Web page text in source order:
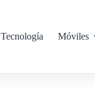
Tecnología Móviles